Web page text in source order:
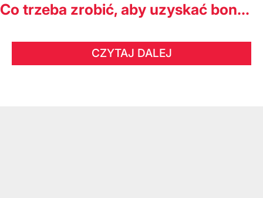
Co trzeba zrobić, aby uzyskać bon...
CZYTAJ DALEJ